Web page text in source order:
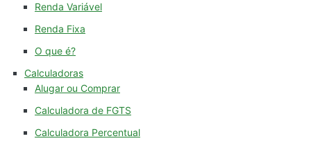
Renda Variável
Renda Fixa
O que é?
Calculadoras
Alugar ou Comprar
Calculadora de FGTS
Calculadora Percentual